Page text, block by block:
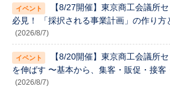
【8/27開催】東京商工会議所
必見！ 「採択される事業計画」の作り方
(2026/8/7)
【8/20開催】東京商工会議所
を伸ばす 〜基本から、集客・販促・接客
(2026/8/7)